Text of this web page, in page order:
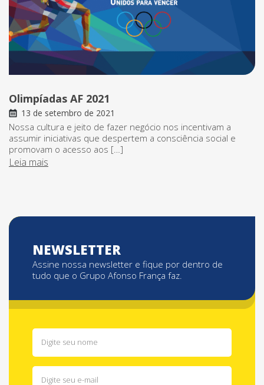
Olimpíadas AF 2021
13 de setembro de 2021
Nossa cultura e jeito de fazer negócio nos incentivam a
assumir iniciativas que despertem a consciência social e
promovam o acesso aos […]
Leia mais
NEWSLETTER
Assine nossa newsletter e fique por dentro de
tudo que o Grupo Afonso França faz.